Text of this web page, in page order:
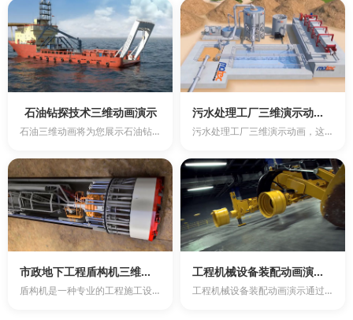
石油钻探技术三维动画演示
石油三维动画将为您展示石油钻探技术的全过程。石油钻探是一项关键的能源开发技术，对于全球经济发展具有重...
污水处理工厂三维演示动画—环保利器，助力绿色发展
污水处理工厂三维演示动画，这里将为您呈现一个现代化、智能化的污水处理过程。通过3D动画的生动形象和直...
市政地下工程盾构机三维动画制作
盾构机是一种专业的工程施工设备，主要用于城市轨道交通工程、市政地下及非开挖技术工程等领域。通过盾构机...
工程机械设备装配动画演示：直观了解工作原理
工程机械设备装配动画演示通过三维技术，实现工程机械360度旋转观看以及内部机构透视，使客户通过三维动...